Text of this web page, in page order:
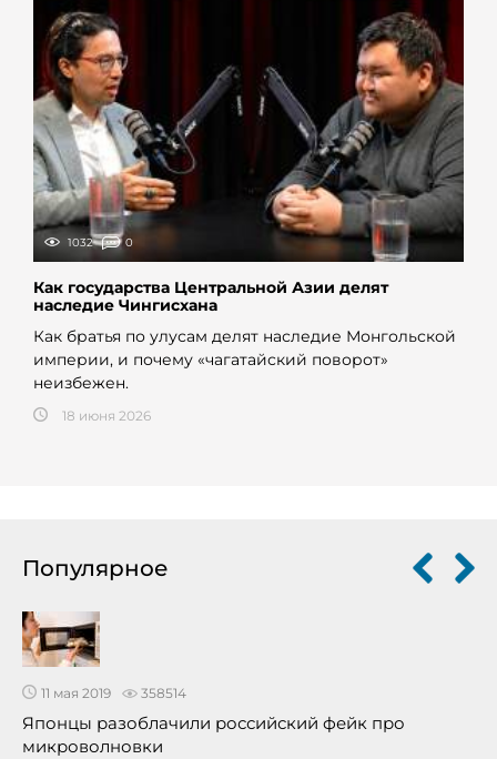
1032 0
Как государства Центральной Азии делят
наследие Чингисхана
Как братья по улусам делят наследие Монгольской
империи, и почему «чагатайский поворот»
неизбежен.
18 июня 2026
Популярное
11 мая 2019 358514
Японцы разоблачили российский фейк про
микроволновки